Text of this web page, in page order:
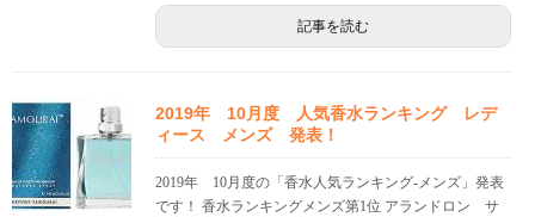
記事を読む
2019年 10月度 人気香水ランキング レデ
ィース メンズ 発表！
2019年 10月度の「香水人気ランキング-メンズ」発表
です！ 香水ランキングメンズ第1位 アランドロン サ